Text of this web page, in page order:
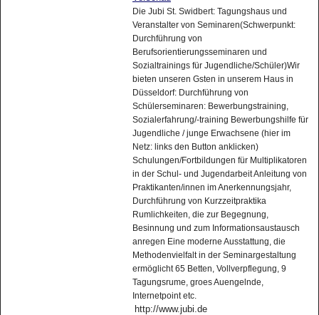
Die Jubi St. Swidbert: Tagungshaus und
Veranstalter von Seminaren(Schwerpunkt:
Durchführung von
Berufsorientierungsseminaren und
Sozialtrainings für Jugendliche/Schüler)Wir
bieten unseren Gsten in unserem Haus in
Düsseldorf: Durchführung von
Schülerseminaren: Bewerbungstraining,
Sozialerfahrung/-training Bewerbungshilfe für
Jugendliche / junge Erwachsene (hier im
Netz: links den Button anklicken)
Schulungen/Fortbildungen für Multiplikatoren
in der Schul- und Jugendarbeit Anleitung von
Praktikanten/innen im Anerkennungsjahr,
Durchführung von Kurzzeitpraktika
Rumlichkeiten, die zur Begegnung,
Besinnung und zum Informationsaustausch
anregen Eine moderne Ausstattung, die
Methodenvielfalt in der Seminargestaltung
ermöglicht 65 Betten, Vollverpflegung, 9
Tagungsrume, groes Auengelnde,
Internetpoint etc.
http://www.jubi.de